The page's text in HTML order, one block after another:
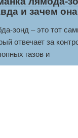
и зачем
зонд – это тот
отвечает за
газов и